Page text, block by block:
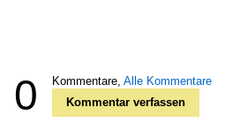
0 Kommentare, Alle Kommentare
Kommentar verfassen